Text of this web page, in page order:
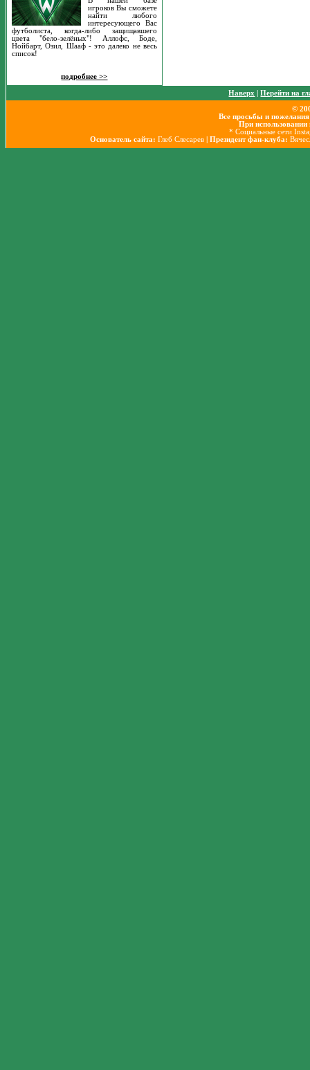
игроков Вы сможете
найти любого
интересующего Вас
футболиста, когда-либо защищавшего
цвета "бело-зелёных"! Аллофс, Боде,
Нойбарт, Озил, Шааф - это далеко не весь
список!
подробнее >>
Наверх |Перейти на
©
Все просьбы и
При использовании
* Социальные сети
Основатель сайта: Глеб Слесарев | Президент фан-клуба: